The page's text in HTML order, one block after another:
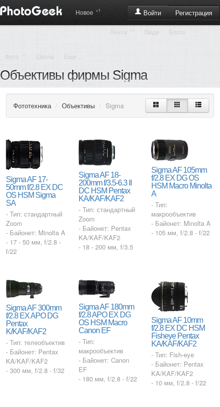
Войти Регистрация
Новое +1
Лента Люди Блоги
Фото Школа Еще ...
Объективы фирмы Sigma
Фототехника / Объективы / Sigma
Sigma AF 17-
50mm f/2.8 EX DC
OS HSM Sigma
SA
- Тип: стандартный
Zoom
- Байонет: Minolta A
- 17 - 50 мм, f/2.8 -
f/22
Sigma AF 18-
200mm f/3.5-6.3 II
DC HSM Pentax
KA/KAF/KAF2
- Тип: стандартный
Zoom
- Байонет: Pentax
KA/KAF/KAF2
- 18 - 200 мм, f/3.5
Sigma AF 105mm
f/2.8 EX DG OS
HSM Macro Minolta
A
- Тип:
макрообъектив
- Байонет: Minolta A
- 105 мм, f/2.8 - f/22
Sigma AF 300mm
f/2.8 EX APO DG
Pentax
K/KAF/KAF2
- Тип: телеобъектив
- Байонет: Pentax
KA/KAF/KAF2
- 300 мм, f/2.8 - f/32
Sigma AF 180mm
f/2.8 APO EX DG
OS HSM Macro
Canon EF
- Тип:
макрообъектив
- Байонет: Canon
EF
- 180 мм, f/2.8 - f/22
Sigma AF 10mm
f/2.8 EX DC HSM
Fisheye Pentax
KA/KAF/KAF2
- Тип: Fish-eye
- Байонет: Pentax
KA/KAF/KAF2
- 10 мм, f/2.8 - f/22